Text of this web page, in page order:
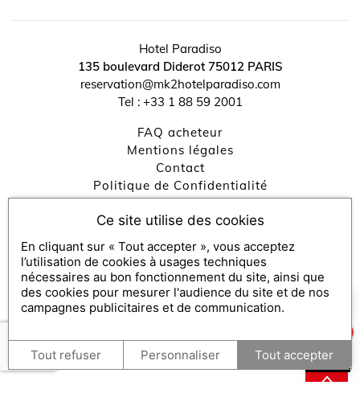
Hotel Paradiso
135 boulevard Diderot75012 PARIS
reservation@mk2hotelparadiso.com
Tel : +33 1 88 59 2001
FAQ acheteur
Mentions légales
contact
Politique de Confidentialité
Gestion des cookies
Consulter mon bon et FAQ bénéficiaire
Engagements RSE
Console SecretBox ®, éditeur de la solution de chèques et
coffrets cadeaux
Partenaires médias :SecretBox
Comment puis-je vous aider ?
Ce site utilise des cookies
En cliquant sur « Tout accepter », vous acceptez
l’utilisation de cookies à usages techniques
nécessaires au bon fonctionnement du site, ainsi que
des cookies pour mesurer l'audience du site et de nos
campagnes publicitaires et de communication.
Tout refuser Personnaliser Tout accepter